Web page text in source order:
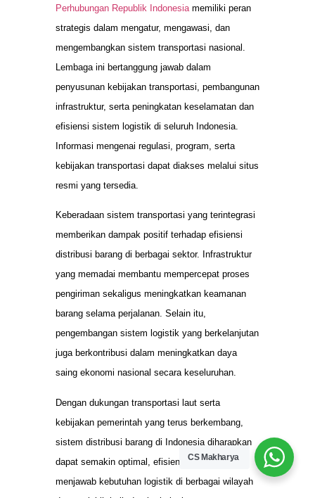
Perhubungan Republik Indonesia memiliki peran
strategis dalam mengatur, mengawasi, dan
mengembangkan sistem transportasi nasional.
Lembaga ini bertanggung jawab dalam
penyusunan kebijakan transportasi, pembangunan
infrastruktur, serta peningkatan keselamatan dan
efisiensi sistem logistik di seluruh Indonesia.
Informasi mengenai regulasi, program, serta
kebijakan transportasi dapat diakses melalui situs
resmi yang tersedia.
Keberadaan sistem transportasi yang terintegrasi
memberikan dampak positif terhadap efisiensi
distribusi barang di berbagai sektor. Infrastruktur
yang memadai membantu mempercepat proses
pengiriman sekaligus meningkatkan keamanan
barang selama perjalanan. Selain itu,
pengembangan sistem logistik yang berkelanjutan
juga berkontribusi dalam meningkatkan daya
saing ekonomi nasional secara keseluruhan.
Dengan dukungan transportasi laut serta
kebijakan pemerintah yang terus berkembang,
sistem distribusi barang di Indonesia diharapkan
dapat semakin optimal, efisien, dan mampu
menjawab kebutuhan logistik di berbagai wilayah
CS Makharya